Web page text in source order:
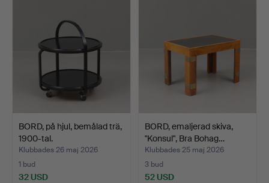
BORD, på hjul, bemålad trä,
1900-tal.
Klubbades 26 maj 2026
1 bud
32 USD
BORD, emaljerad skiva,
"Konsul", Bra Bohag…
Klubbades 25 maj 2026
3 bud
52 USD